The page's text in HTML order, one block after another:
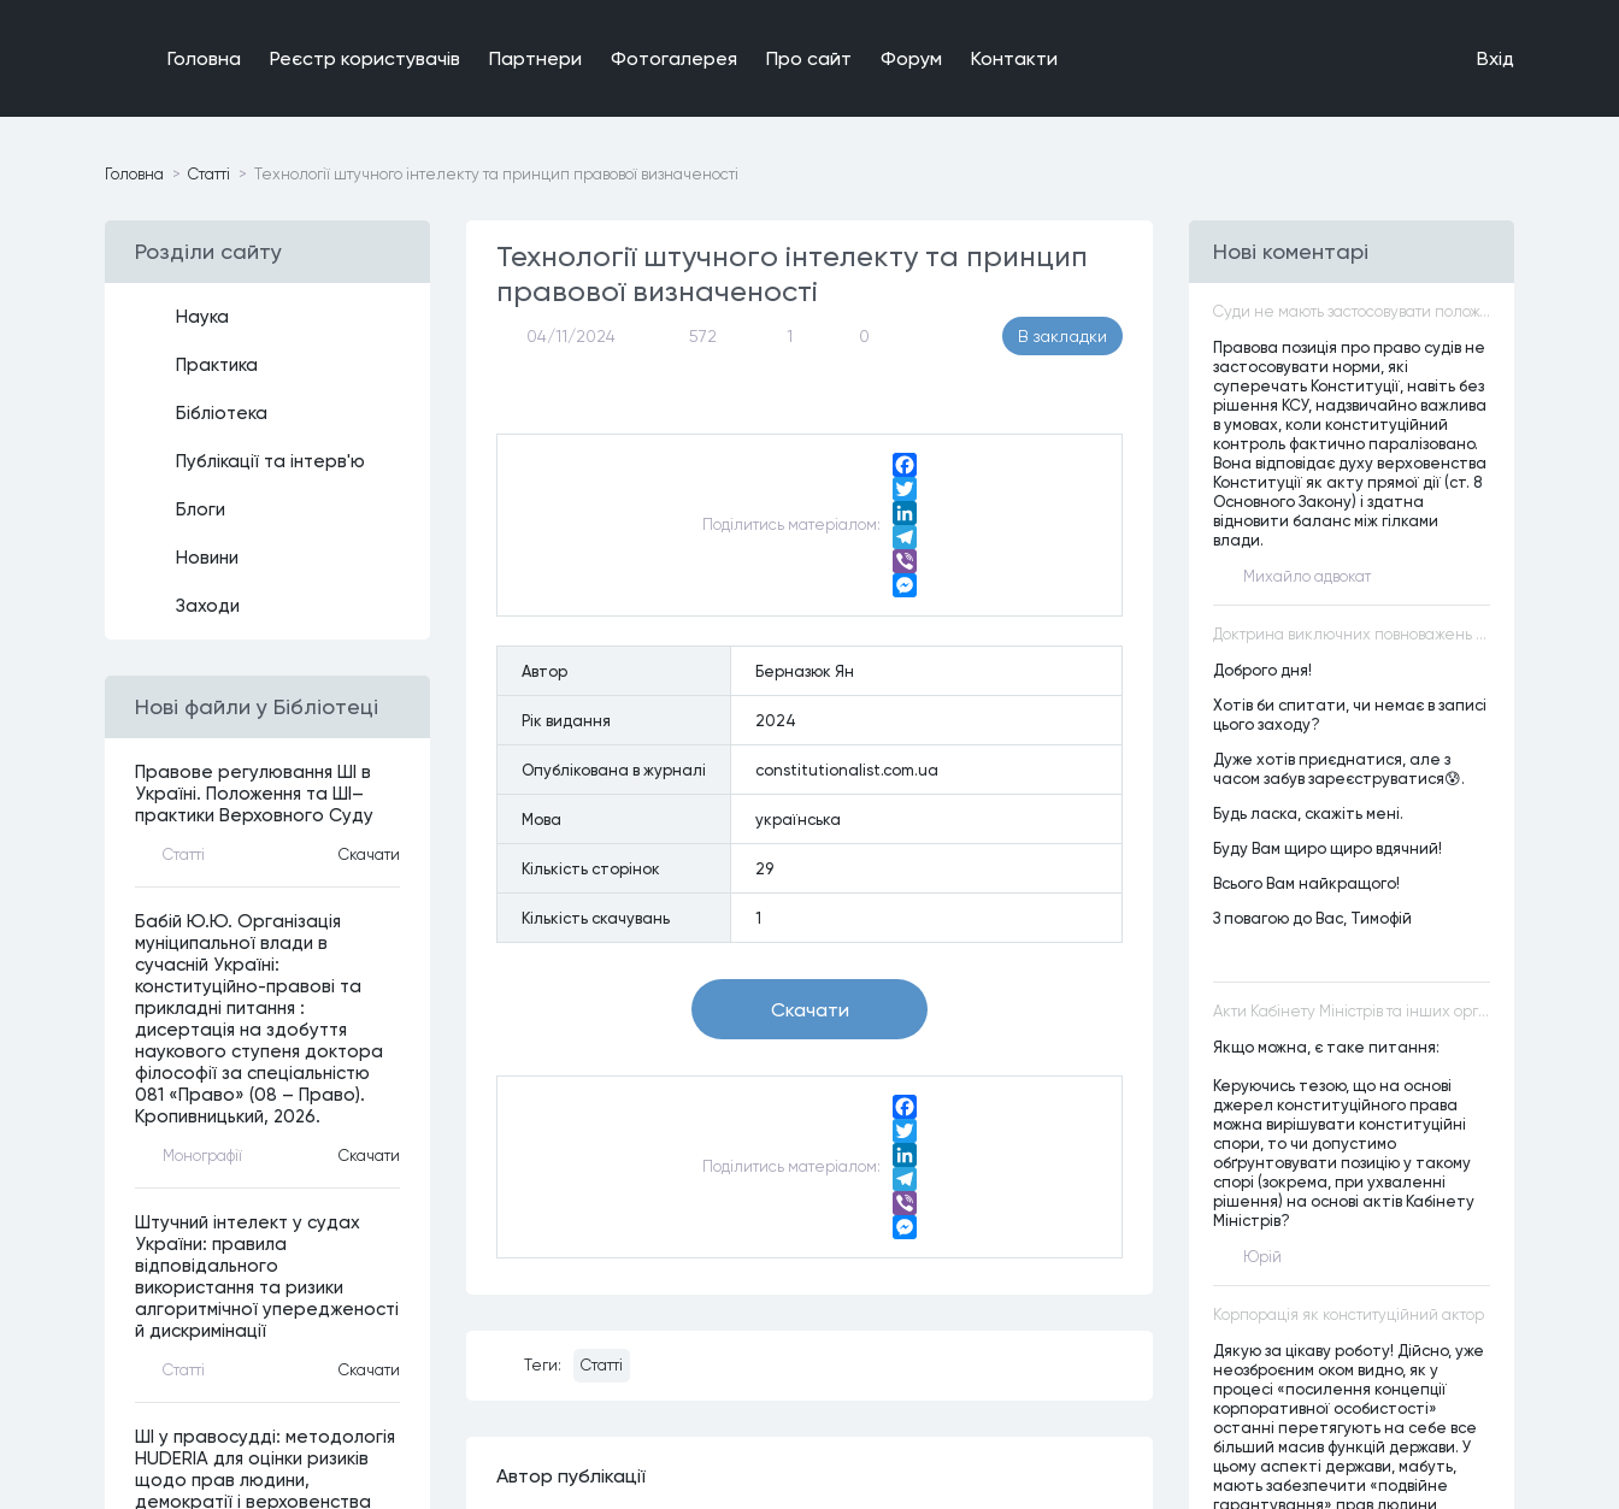
Головна Реєстр користувачiв Партнери Фотогалерея Про сайт Форум Контакти Вхiд
Головна Статтi Технології штучного інтелекту та принцип правової визначеності
Роздiли сайту
Наука
Практика
Бiблiотека
Публiкацiї та iнтерв'ю
Блоги
Новини
Заходи
Нові файли у Бібліотеці
Правове регулювання ШІ в
Україні. Положення та ШІ–
практики Верховного Суду
Статтi Скачати
Бабій Ю.Ю. Організація
муніципальної влади в
сучасній Україні:
конституційно-правові та
прикладні питання :
дисертація на здобуття
наукового ступеня доктора
філософії за спеціальністю
081 «Право» (08 – Право).
Кропивницький, 2026.
Монографiї Скачати
Штучний інтелект у судах
України: правила
відповідального
використання та ризики
алгоритмічної упередженості
й дискримінації
Статтi Скачати
ШІ у правосудді: методологія
HUDERIA для оцінки ризиків
щодо прав людини,
демократії і верховенства
Технології штучного інтелекту та принцип
правової визначеності
04/11/2024 572 1 0 В закладки
Подiлитись матерiалом:
Facebook
Twitter
LinkedIn
Telegram
Viber
Автор Берназюк Ян
Рiк видання 2024
Опублiкована в журналi constitutionalist.com.ua
Мова українська
Кiлькiсть сторiнок 29
Кiлькiсть скачувань 1
Скачати
Подiлитись матерiалом:
Facebook
Twitter
LinkedIn
Telegram
Viber
Теги: Статті
Автор публiкацiї
Нові коментарі
Суди не мають застосовувати положення законів, які не відповідають Конституції, незалежно від того, чи визнавалися вони Конституційним Судом України неконституційними, тобто закони, що суперечать Конституції України не можуть застосовуватися навіть у випадках, коли вони є чинними
Правова позиція про право судів не
застосовувати норми, які
суперечать Конституції, навіть без
рішення КСУ, надзвичайно важлива
в умовах, коли конституційний
контроль фактично паралізовано.
Вона відповідає духу верховенства
Конституції як акту прямої дії (ст. 8
Основного Закону) і здатна
відновити баланс між гілками
влади.
Михайло адвокат
Доктрина виключних повноважень VS Доктрина прихованих повноважень
Доброго дня!
Хотів би спитати, чи немає в записі
цього заходу?
Дуже хотів приєднатися, але з
часом забув зареєструватися😰.
Будь ласка, скажіть мені.
Буду Вам щиро щиро вдячний!
Всього Вам найкращого!
З повагою до Вас, Тимофій
Акти Кабінету Міністрів та інших органів державної влади як джерела конституційного права
Якщо можна, є таке питання:
Керуючись тезою, що на основі
джерел конституційного права
можна вирішувати конституційні
спори, то чи допустимо
обґрунтовувати позицію у такому
спорі (зокрема, при ухваленні
рішення) на основі актів Кабінету
Міністрів?
Юрій
Корпорація як конституційний актор
Дякую за цікаву роботу! Дійсно, уже
неозброєним оком видно, як у
процесі «посилення концепції
корпоративної особистості»
останні перетягують на себе все
більший масив функцій держави. У
цьому аспекті держави, мабуть,
мають забезпечити «подвійне
гарантування» прав людини